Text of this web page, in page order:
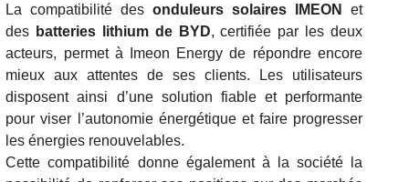
La compatibilité des onduleurs solaires IMEON
et
des batteries lithium de BYD, certifiée par les deux
acteurs, permet à Imeon Energy de répondre encore
mieux aux attentes de ses clients. Les utilisateurs
disposent ainsi d’une solution fiable et performante
pour viser l’autonomie énergétique et faire progresser
les énergies renouvelables.
Cette compatibilité donne également à la société la